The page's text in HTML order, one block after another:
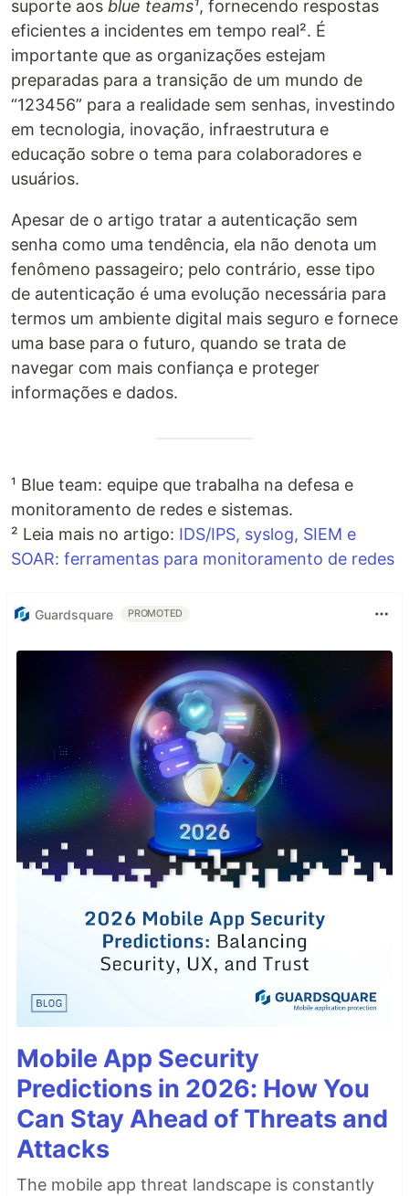
suporte aos blue teams¹, fornecendo respostas
eficientes a incidentes em tempo real². É
importante que as organizações estejam
preparadas para a transição de um mundo de
“123456” para a realidade sem senhas, investindo
em tecnologia, inovação, infraestrutura e
educação sobre o tema para colaboradores e
usuários.
Apesar de o artigo tratar a autenticação sem
senha como uma tendência, ela não denota um
fenômeno passageiro; pelo contrário, esse tipo
de autenticação é uma evolução necessária para
termos um ambiente digital mais seguro e fornece
uma base para o futuro, quando se trata de
navegar com mais confiança e proteger
informações e dados.
¹ Blue team: equipe que trabalha na defesa e
monitoramento de redes e sistemas.
² Leia mais no artigo: IDS/IPS, syslog, SIEM e
SOAR: ferramentas para monitoramento de redes
Guardsquare PROMOTED
Mobile App Security
Predictions in 2026: How You
Can Stay Ahead of Threats and
Attacks
The mobile app threat landscape is constantly